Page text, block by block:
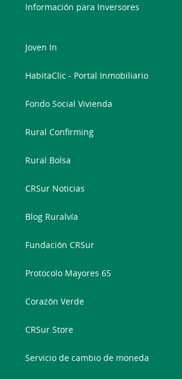
Información para Inversores
Joven In
HabitaClic - Portal Inmobiliario
Fondo Social Vivienda
Rural Confirming
Rural Bolsa
CRSur Noticias
Blog Ruralvía
Fundación CRSur
Protocolo Mayores 65
Corazón Verde
CRSur Store
Servicio de cambio de moneda